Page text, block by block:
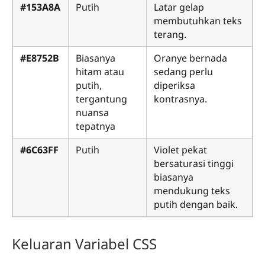
#153A8A
Putih
Latar gelap
membutuhkan teks
terang.
#E8752B
Biasanya
hitam atau
putih,
tergantung
nuansa
tepatnya
Oranye bernada
sedang perlu
diperiksa
kontrasnya.
#6C63FF Putih
Violet pekat
bersaturasi tinggi
biasanya
mendukung teks
putih dengan baik.
Keluaran Variabel CSS